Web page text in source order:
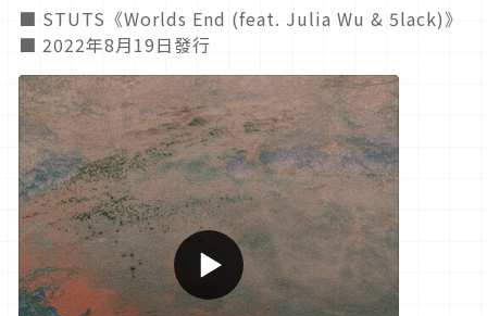
■ STUTS《Worlds End (feat. Julia Wu & 5lack)》
■ 2022年8月19日發行